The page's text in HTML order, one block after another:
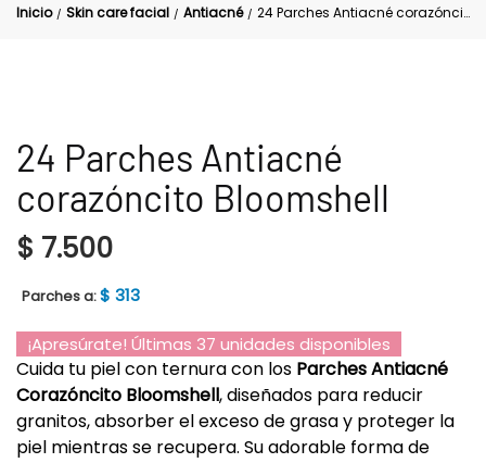
Inicio / Skin care facial / Antiacné / 24 Parches Antiacné corazóncito Bloomshell
24 Parches Antiacné
corazóncito Bloomshell
$ 7.500
Parches a:$ 313
¡Apresúrate! Últimas 37 unidades disponibles
Cuida tu piel con ternura con los Parches Antiacné
Corazóncito Bloomshell, diseñados para reducir
granitos, absorber el exceso de grasa y proteger la
piel mientras se recupera. Su adorable forma de